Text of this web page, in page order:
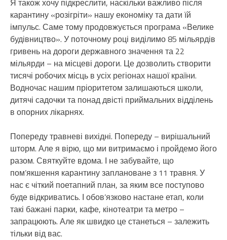
Я також хочу підкреслити, наскільки важливо після
карантину «розігріти» нашу економіку та дати їй
імпульс. Саме тому продовжується програма «Велике
будівництво». У поточному році виділимо 85 мільярдів
гривень на дороги державного значення та 22
мільярди – на місцеві дороги. Це дозволить створити
тисячі робочих місць в усіх регіонах нашої країни.
Водночас нашим пріоритетом залишаються школи,
дитячі садочки та понад двісті приймальних відділень
в опорних лікарнях.
Попереду травневі вихідні. Попереду – вирішальний
шторм. Але я вірю, що ми витримаємо і пройдемо його
разом. Святкуйте вдома. І не забувайте, що
пом’якшення карантину заплановане з 11 травня. У
нас є чіткий поетапний план, за яким все поступово
буде відкриватись. І обов’язково настане етап, коли
такі бажані парки, кафе, кінотеатри та метро –
запрацюють. Але як швидко це станеться – залежить
тільки від вас.